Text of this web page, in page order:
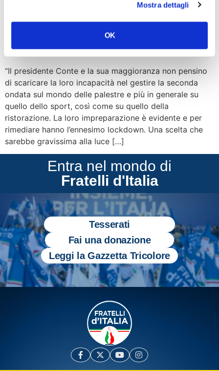
Mostra dettagli
OK
Covid-19. Nastri: No
accanimento governo su
palestre e ristoranti
“Il presidente Conte e la sua maggioranza non pensino
di scaricare la loro incapacità nel gestire la seconda
ondata sul mondo delle palestre e più in generale su
quello dello sport, così come su quello della
ristorazione. La loro impreparazione è evidente e per
rimediare hanno l’ennesimo lockdown. Una scelta che
sarebbe gravissima alla luce […]
Entra nel mondo di
Fratelli d'Italia
Tesserati
Fai una donazione
Leggi la Gazzetta Tricolore